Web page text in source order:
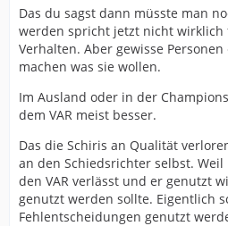
Das du sagst dann müsste man
werden spricht jetzt nicht wirklich
Verhalten. Aber gewisse
machen was sie wollen.
Im Ausland oder in der
dem VAR meist besser.
Das die Schiris an Qualität
an den Schiedsrichter selbst.
den VAR verlässt und er genutzt
genutzt werden sollte. Eigentlich
Fehlentscheidungen genutzt